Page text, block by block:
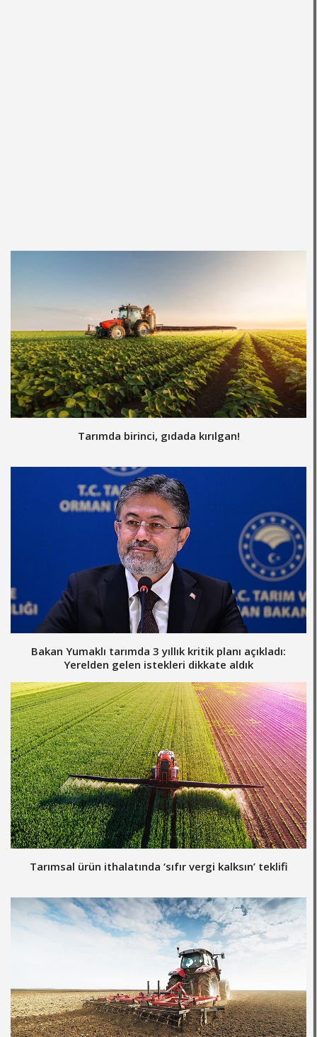
Tarımda birinci, gıdada kırılgan!
Bakan Yumaklı tarımda 3 yıllık kritik planı açıkladı:
Yerelden gelen istekleri dikkate aldık
Tarımsal ürün ithalatında ‘sıfır vergi kalksın’ teklifi